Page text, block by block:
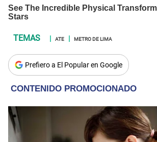
ATE METRO DE LIMA
Prefiero a El Popular en Google